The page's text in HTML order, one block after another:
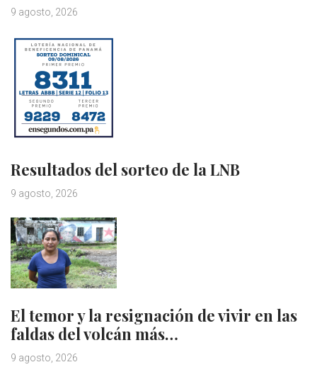
9 agosto, 2026
Resultados del sorteo de la LNB
9 agosto, 2026
El temor y la resignación de vivir en las
faldas del volcán más…
9 agosto, 2026